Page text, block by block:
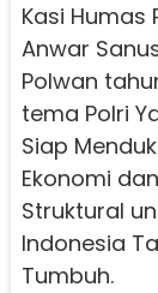
Kasi Humas
Anwar
Polwan
tema Polri
Siap
Ekonomi
Struktural
Indonesia
Tumbuh.